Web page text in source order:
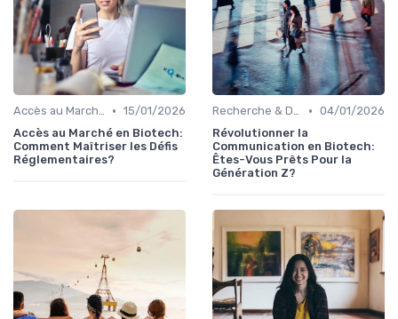
Accès au Marché • 15/01/2026
Accès au Marché en Biotech:
Comment Maîtriser les Défis
Réglementaires?
Recherche & Développement • 04/01/2026
Révolutionner la
Communication en Biotech:
Êtes-Vous Prêts Pour la
Génération Z?